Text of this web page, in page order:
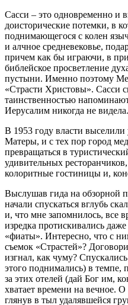
Сасси – это одновременно и
доисторические потемки, в
поднимающегося с колен
и алчное средневековье,
причем как бы играючи, в
библейское просветление
пустыни. Именно поэтому
«Страсти Христовы». Сасси
таинственностью
Иерусалим никогда не видела.
В 1953 году власти
Матеры, и с тех пор город
превращаться в
удивительных
колоритные гостиницы и,
Выслушав гида на обзорной
начали спускаться вглубь
и, что мне запомнилось, все
изредка протискивались
«фиаты». Интересно, что с
съемок «Страстей»?
изгнал, как чуму?
этого поднимались) в темпе,
за этих отелей (дай Бог им,
хватает времени на вечное.
глянув в тыл удалявшейся